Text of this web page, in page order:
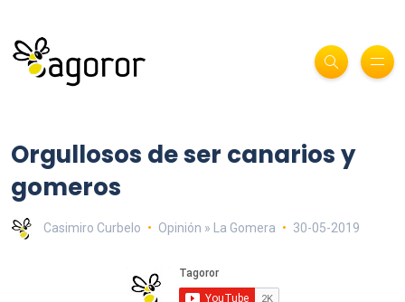
Orgullosos de ser canarios y
gomeros
Casimiro Curbelo Opinión » La Gomera 30-05-2019